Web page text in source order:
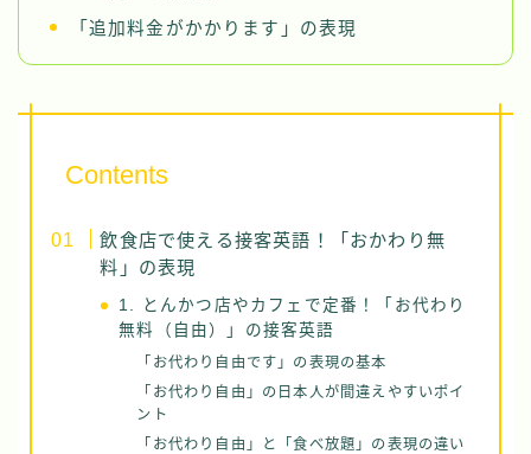
「追加料金がかかります」の表現
Contents
飲食店で使える接客英語！「おかわり無
料」の表現
1. とんかつ店やカフェで定番！「お代わり
無料（自由）」の接客英語
「お代わり自由です」の表現の基本
「お代わり自由」の日本人が間違えやすいポイ
ント
「お代わり自由」と「食べ放題」の表現の違い